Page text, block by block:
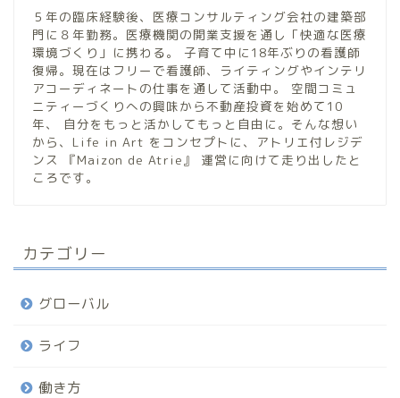
５年の臨床経験後、医療コンサルティング会社の建築部
門に８年勤務。医療機関の開業支援を通し「快適な医療
環境づくり」に携わる。 子育て中に18年ぶりの看護師
復帰。現在はフリーで看護師、ライティングやインテリ
アコーディネートの仕事を通して活動中。 空間コミュ
ニティーづくりへの興味から不動産投資を始めて10
年、 自分をもっと活かしてもっと自由に。そんな想い
から、Life in Art をコンセプトに、アトリエ付レジデ
ンス 『Maizon de Atrie』 運営に向けて走り出したと
ころです。
カテゴリー
グローバル
ライフ
働き方